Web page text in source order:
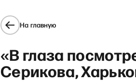
На главную
«В глаза
Серикова,